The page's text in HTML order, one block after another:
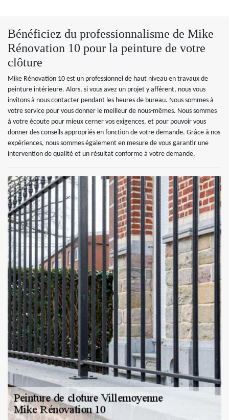
Bénéficiez du professionnalisme de Mike
Rénovation 10 pour la peinture de votre
clôture
Mike Rénovation 10 est un professionnel de haut niveau en travaux de
peinture intérieure. Alors, si vous avez un projet y afférent, nous vous
invitons à nous contacter pendant les heures de bureau. Nous sommes à
votre service pour vous donner le meilleur de nous-mêmes. Nous sommes
à votre écoute pour mieux cerner vos exigences, et pour pouvoir vous
donner des conseils appropriés en fonction de votre demande. Grâce à nos
expériences, nous sommes également en mesure de vous garantir une
intervention de qualité et un résultat conforme à votre demande.